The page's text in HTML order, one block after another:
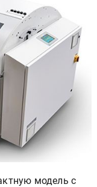
модель с